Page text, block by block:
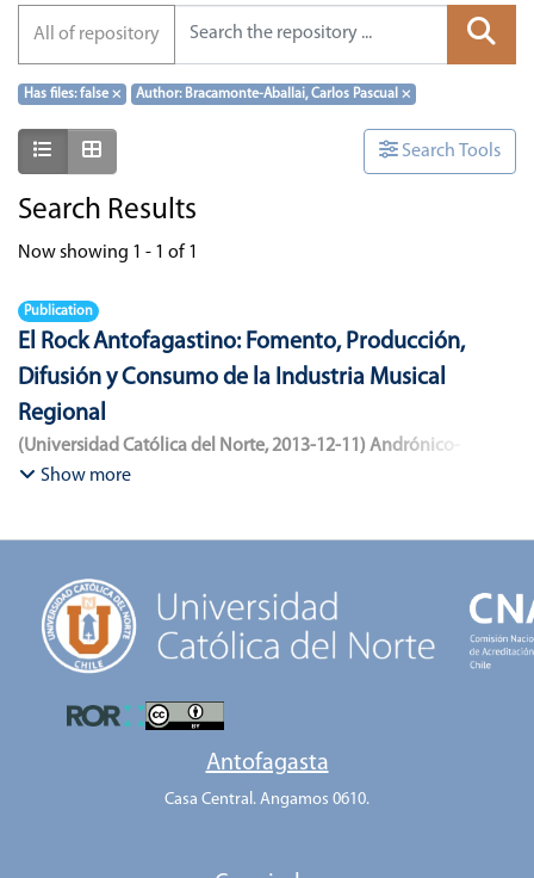
All of repository
Has files: false × Author: Bracamonte-Aballai, Carlos Pascual×
Show as list Search Tools
Search Results
Now showing 1 - 1 of 1
Publication
El Rock Antofagastino: Fomento, Producción,
Difusión y Consumo de la Industria Musical
Regional
(Universidad Católica del Norte,2013-12-11 ) Andrónico-
Cangana, Javier Enrique
Show more
Antofagasta
Casa Central. Angamos 0610.